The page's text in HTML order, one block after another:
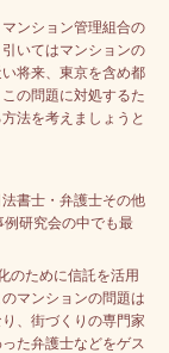
ンション管理組合の
いてはマンションの
将来、東京を含め都
の問題に対処するた
法を考えましょうと
書士・弁護士その他
研究会の中でも最
のために信託を活用
マンションの問題は
、街づくりの専門家
た弁護士などをゲス